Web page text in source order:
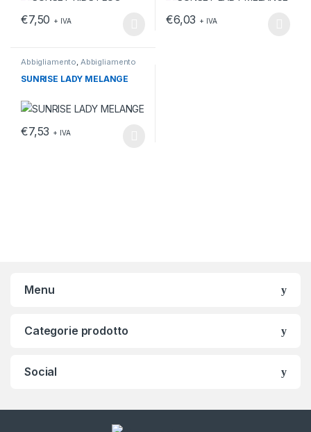
€7,50 + IVA €6,03 + IVA
Abbigliamento Abbigliamento
da lavoro T-shirt
SUNRISE LADY MELANGE
€7,53 + IVA
Menu
Categorie prodotto
Social